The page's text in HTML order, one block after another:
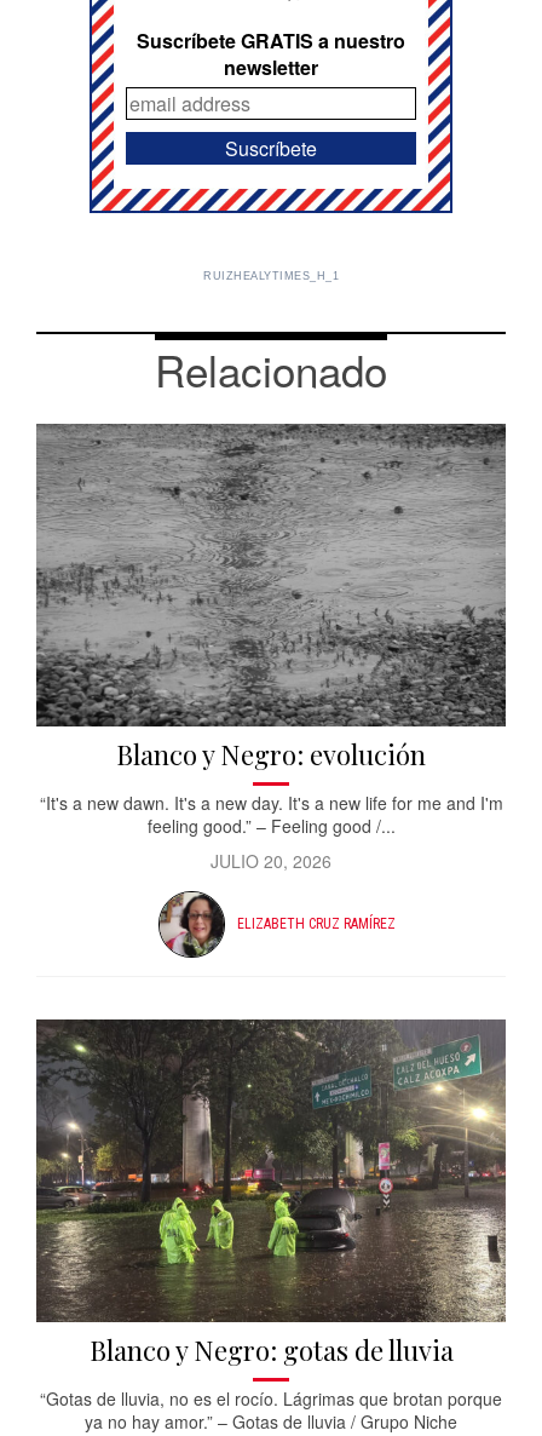
Suscríbete GRATIS a nuestro
newsletter
RUIZHEALYTIMES_H_1
Relacionado
Blanco y Negro: evolución
“It's a new dawn. It's a new day. It's a new life for me and I'm
feeling good.” – Feeling good /...
JULIO 20, 2026
ELIZABETH CRUZ RAMÍREZ
Blanco y Negro: gotas de lluvia
“Gotas de lluvia, no es el rocío. Lágrimas que brotan porque
ya no hay amor.” – Gotas de lluvia / Grupo Niche